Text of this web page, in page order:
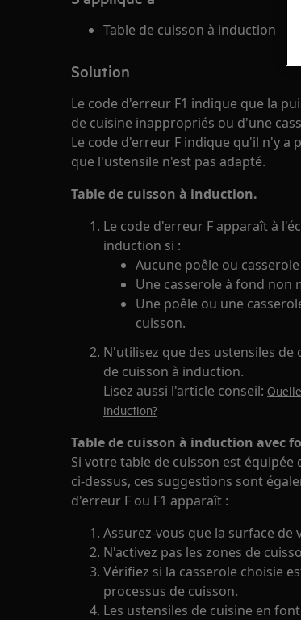
Table de cuisson à induction
Solution
Le code d'erreur F1 indique que la
de cuisine inappropriés ou d'une
Le code d'erreur F indique qu'il n'y a
que l'ustensile n'est pas adapté.
Table de cuisson à induction.
Le code d'erreur F apparaît à
induction si :
Aucune poêle ou
Une casserole à fond non
Une poêle ou une
cuisson.
N'utilisez que des ustensiles
de cuisson à induction.
Lisez aussi l'article conseil:
induction?
Table de cuisson à induction avec
Si votre table de cuisson est équipée
ci-dessus, ces suggestions sont
d'erreur F ou F1 apparaît :
Assurez-vous que la surface de
N'activez pas les zones de
Vérifiez si la casserole choisie
processus de cuisson.
Les ustensiles de cuisine en